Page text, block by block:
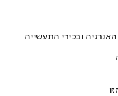
ובכירי התעשייה